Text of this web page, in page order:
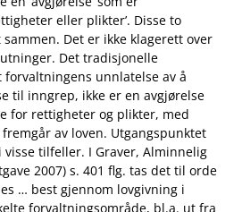
eller plikter’. Disse to
Det er ikke klagerett over
Det tradisjonelle
unnlatelse av å
til inngrep, ikke er en avgjørelse
for rettigheter og plikter, med
av loven. Utgangspunktet
tilfeller. I Graver, Alminnelig
2007) s. 401 flg. tas det til orde
… best gjennom lovgivning i
forvaltningsområde, bl.a. ut fra